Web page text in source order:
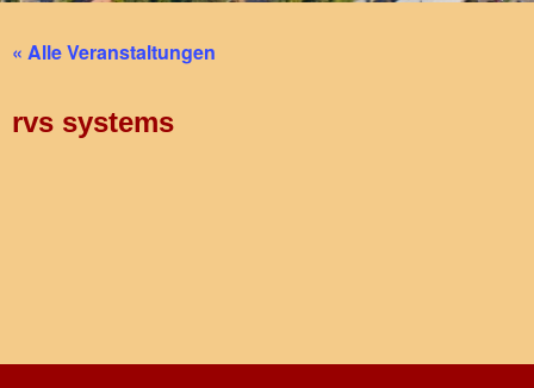
« Alle Veranstaltungen
rvs systems